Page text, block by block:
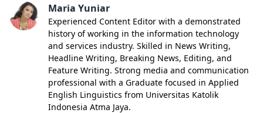
Maria Yuniar
Experienced Content Editor with a demonstrated
history of working in the information technology
and services industry. Skilled in News Writing,
Headline Writing, Breaking News, Editing, and
Feature Writing. Strong media and communication
professional with a Graduate focused in Applied
English Linguistics from Universitas Katolik
Indonesia Atma Jaya.